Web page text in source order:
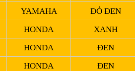
YAMAHA
ĐỎ ĐEN
HONDA
XANH
HONDA
ĐEN
HONDA
ĐEN